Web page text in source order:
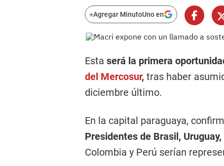
+Agregar MinutoUno en
Esta será la primera
del Mercosur, tras haber
diciembre último.
En la capital paraguaya,
Presidentes de Brasil,
Colombia y Perú serían